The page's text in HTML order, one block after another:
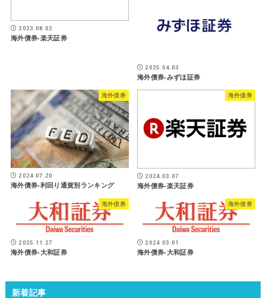
2023.08.02
海外債券-楽天証券
2025.04.03
海外債券-みずほ証券
海外債券
2024.07.20
海外債券-利回り通貨別ランキング
海外債券
2024.03.07
海外債券-楽天証券
海外債券
2025.11.27
海外債券-大和証券
海外債券
2024.03.01
海外債券-大和証券
新着記事